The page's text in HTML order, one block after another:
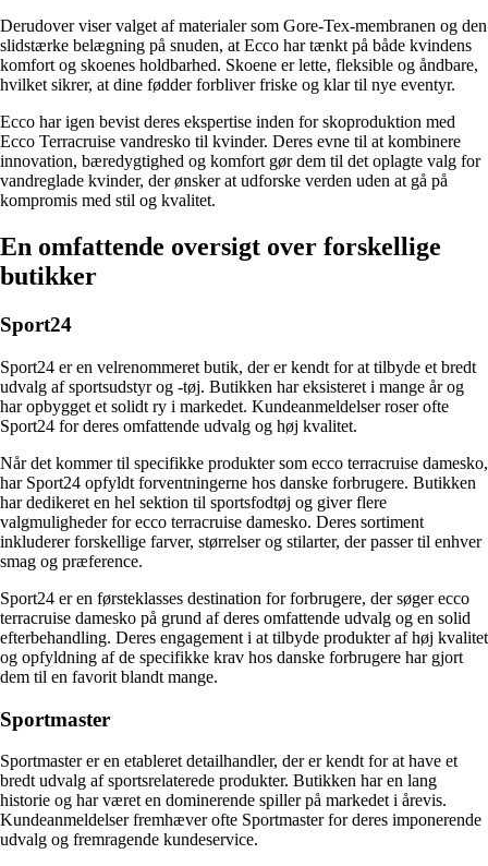
Derudover viser valget af materialer som Gore-Tex-membranen og den
slidstærke belægning på snuden, at Ecco har tænkt på både kvindens
komfort og skoenes holdbarhed. Skoene er lette, fleksible og åndbare,
hvilket sikrer, at dine fødder forbliver friske og klar til nye eventyr.
Ecco har igen bevist deres ekspertise inden for skoproduktion med
Ecco Terracruise vandresko til kvinder. Deres evne til at kombinere
innovation, bæredygtighed og komfort gør dem til det oplagte valg for
vandreglade kvinder, der ønsker at udforske verden uden at gå på
kompromis med stil og kvalitet.
En omfattende oversigt over forskellige
butikker
Sport24
Sport24 er en velrenommeret butik, der er kendt for at tilbyde et bredt
udvalg af sportsudstyr og -tøj. Butikken har eksisteret i mange år og
har opbygget et solidt ry i markedet. Kundeanmeldelser roser ofte
Sport24 for deres omfattende udvalg og høj kvalitet.
Når det kommer til specifikke produkter som ecco terracruise damesko,
har Sport24 opfyldt forventningerne hos danske forbrugere. Butikken
har dedikeret en hel sektion til sportsfodtøj og giver flere
valgmuligheder for ecco terracruise damesko. Deres sortiment
inkluderer forskellige farver, størrelser og stilarter, der passer til enhver
smag og præference.
Sport24 er en førsteklasses destination for forbrugere, der søger ecco
terracruise damesko på grund af deres omfattende udvalg og en solid
efterbehandling. Deres engagement i at tilbyde produkter af høj kvalitet
og opfyldning af de specifikke krav hos danske forbrugere har gjort
dem til en favorit blandt mange.
Sportmaster
Sportmaster er en etableret detailhandler, der er kendt for at have et
bredt udvalg af sportsrelaterede produkter. Butikken har en lang
historie og har været en dominerende spiller på markedet i årevis.
Kundeanmeldelser fremhæver ofte Sportmaster for deres imponerende
udvalg og fremragende kundeservice.